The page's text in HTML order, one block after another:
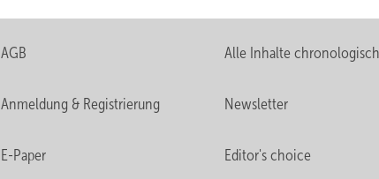
AGB Alle Inhalte chronologisch
Anmeldung & Registrierung Newsletter
E-Paper Editor's choice